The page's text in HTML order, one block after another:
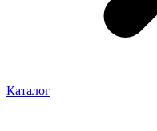
Каталог